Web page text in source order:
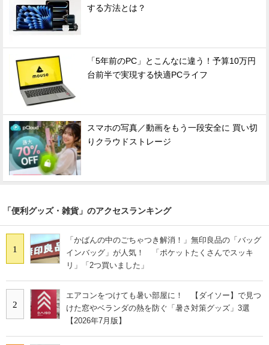
する方法とは？
「5年前のPC」とこんなに違う！予算10万円
台前半で実現する快適PCライフ
スマホの写真／動画をもう一段安全に 買い切
りクラウドストレージ
「便利グッズ・雑貨」のアクセスランキング
1
「かばんの中のごちゃつき解消！」無印良品の「バッグ
インバッグ」が人気！ 「ポケットたくさんでスッキ
リ」「2つ買いました」
2
エアコンをつけても暑い部屋に！ 【ダイソー】で見つ
けた窓やベランダの熱を防ぐ「暑さ対策グッズ」3選
【2026年7月版】